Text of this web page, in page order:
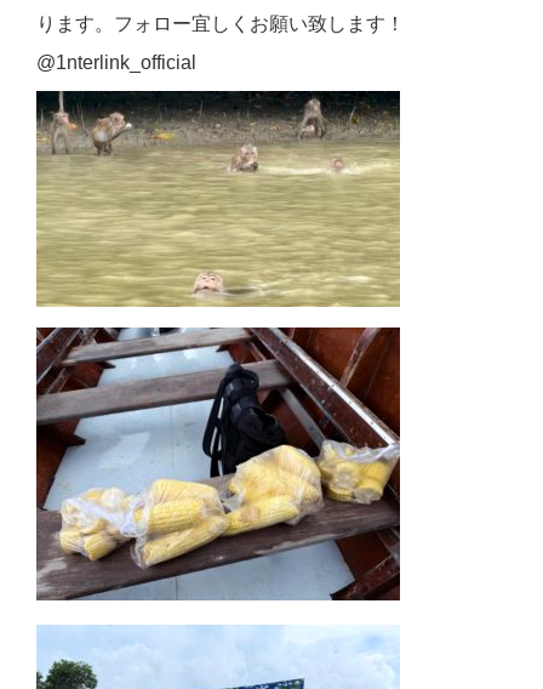
ります。フォロー宜しくお願い致します！
@1nterlink_official